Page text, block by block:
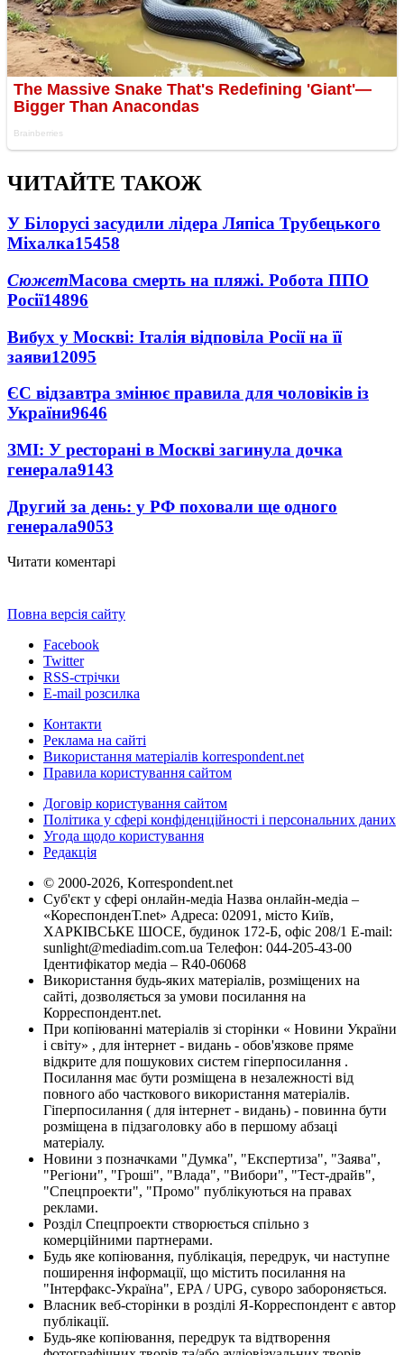
ЧИТАЙТЕ ТАКОЖ
У Білорусі засудили лідера Ляпіса Трубецького
Міхалка15458
СюжетМасова смерть на пляжі. Робота ППО
Росії14896
Вибух у Москві: Італія відповіла Росії на її
заяви12095
ЄС відзавтра змінює правила для чоловіків із
України9646
ЗМІ: У ресторані в Москві загинула дочка
генерала9143
Другий за день: у РФ поховали ще одного
генерала9053
Читати коментарі
Повна версія сайту
Facebook
Twitter
RSS-стрічки
E-mail розсилка
Контакти
Реклама на сайті
Використання матеріалів korrespondent.net
Правила користування сайтом
Договір користування сайтом
Політика у сфері конфіденційності і персональних даних
Угода щодо користування
Редакція
© 2000-2026, Korrespondent.net
Суб'єкт у сфері онлайн-медіа Назва онлайн-медіа –
«КореспонденТ.net» Адреса: 02091, місто Київ,
ХАРКІВСЬКЕ ШОСЕ, будинок 172-Б, офіс 208/1 E-mail:
sunlight@mediadim.com.ua Телефон: 044-205-43-00
Ідентифікатор медіа – R40-06068
Використання будь-яких матеріалів, розміщених на
сайті, дозволяється за умови посилання на
Корреспондент.net.
При копіюванні матеріалів зі сторінки « Новини України
і світу» , для інтернет - видань - обов'язкове пряме
відкрите для пошукових систем гіперпосилання .
Посилання має бути розміщена в незалежності від
повного або часткового використання матеріалів.
Гіперпосилання ( для інтернет - видань) - повинна бути
розміщена в підзаголовку або в першому абзаці
матеріалу.
Новини з позначками "Думка", "Експертиза", "Заява",
"Регіони", "Гроші", "Влада", "Вибори", "Тест-драйв",
"Спецпроекти", "Промо" публікуються на правах
реклами.
Розділ Спецпроекти створюється спільно з
комерційними партнерами.
Будь яке копіювання, публікація, передрук, чи наступне
поширення інформації, що містить посилання на
"Інтерфакс-Україна", EPA / UPG, суворо забороняється.
Власник веб-сторінки в розділі Я-Корреспондент є автор
публікації.
Будь-яке копіювання, передрук та відтворення